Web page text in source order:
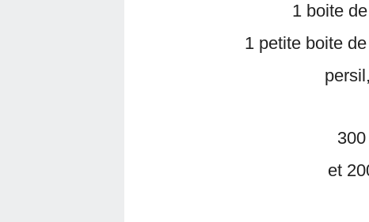
1 boite
1 petite boite
et